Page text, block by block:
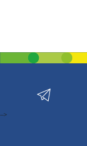
-->